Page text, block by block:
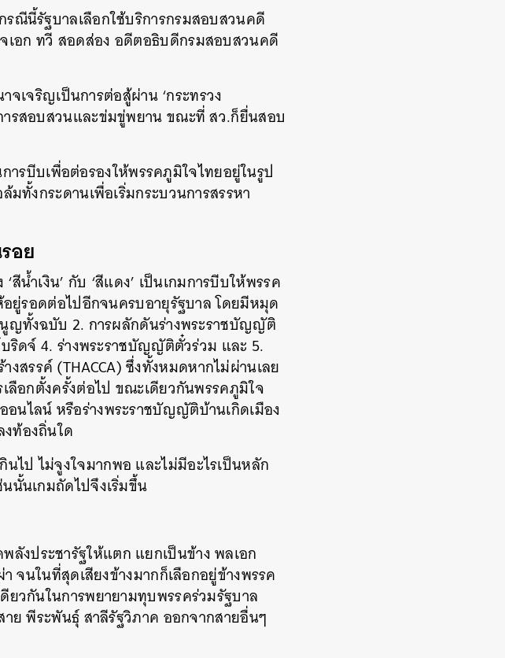
รณีนี้รัฐบาลเลือกใช้บริการกรมสอบสวนคดี
เอก ทวี สอดส่อง อดีตอธิบดีกรมสอบสวนคดี
เจริญเป็นการต่อสู้ผ่าน ‘กระทรวง
ารสอบสวนและข่มขู่พยาน ขณะที่ สว.ก็ยื่นสอบ
ารบีบเพื่อต่อรองให้พรรคภูมิใจไทยอยู่ในรูป
ทั้งกระดานเพื่อเริ่มกระบวนการสรรหา
อย
น้ำเงิน’ กับ ‘สีแดง’ เป็นเกมการบีบให้พรรค
อยู่รอดต่อไปอีกจนครบอายุรัฐบาล โดยมีหมุด
ญทั้งฉบับ 2. การผลักดันร่างพระราชบัญญัติ
ดจ์ 4. ร่างพระราชบัญญัติตั๋วร่วม และ 5.
สรรค์ (THACCA) ซึ่งทั้งหมดหากไม่ผ่านเลย
ลือกตั้งครั้งต่อไป ขณะเดียวกันพรรคภูมิใจ
นไลน์ หรือร่างพระราชบัญญัติบ้านเกิดเมือง
ท้องถิ่นใด
ไป ไม่จูงใจมากพอ และไม่มีอะไรเป็นหลัก
นั้นเกมถัดไปจึงเริ่มขึ้น
ลังประชารัฐให้แตก แยกเป็นข้าง พลเอก
จนในที่สุดเสียงข้างมากก็เลือกอยู่ข้างพรรค
ยวกันในการพยายามทุบพรรคร่วมรัฐบาล
ย พีระพันธุ์ สาลีรัฐวิภาค ออกจากสายอื่นๆ